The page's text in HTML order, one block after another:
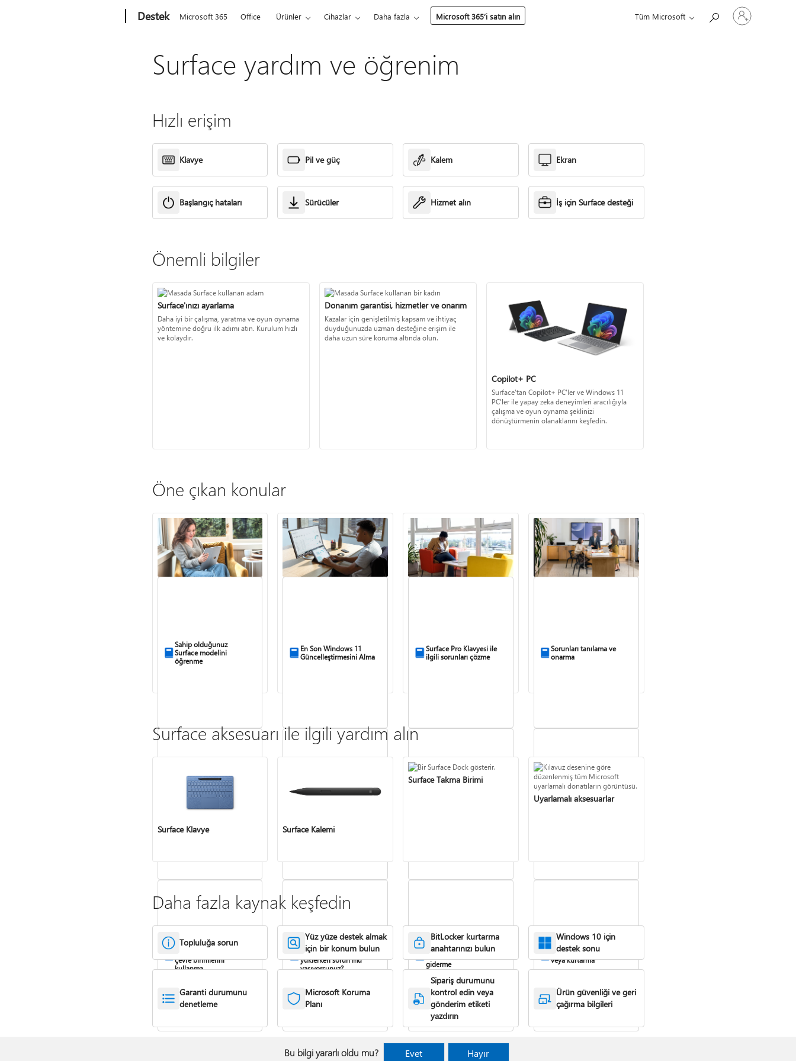
Destek Microsoft 365 Office Ürünler Cihazlar Daha fazla Microsoft 365’i satın alın Tüm Microsoft
Hesabınızda
oturum
açın
Surface yardım ve öğrenim
Hızlı erişim
Klavye Pil ve güç Kalem Ekran
Başlangıç hataları Sürücüler Hizmet alın İş için Surface desteği
Önemli bilgiler
Surface'ınızı ayarlama
Daha iyi bir çalışma, yaratma ve oyun oynama
yöntemine doğru ilk adımı atın. Kurulum hızlı
ve kolaydır.
Donanım garantisi, hizmetler ve onarım
Kazalar için genişletilmiş kapsam ve ihtiyaç
duyduğunuzda uzman desteğine erişim ile
daha uzun süre koruma altında olun.
Copilot+ PC
Surface'tan Copilot+ PC'ler ve Windows 11
PC'ler ile yapay zeka deneyimleri aracılığıyla
çalışma ve oyun oynama şeklinizi
dönüştürmenin olanaklarını keşfedin.
Öne çıkan konular
Sahip olduğunuz
Surface modelini
öğrenme
Cihazın seri numarasını
bulun
Surface ARM tabanlı
çevre birimlerini
kullanma
En Son Windows 11
Güncelleştirmesini Alma
Surface
güncelleştirmelerini
yüklerken sorun mu
yaşıyorsunuz?
Surface Pro Klavyesi ile
ilgili sorunları çözme
Surface ses ve ses
giderme
Sorunları tanılama ve
onarma
Surface cihazınızı
Surface cihazını sıfırlama
veya kurtarma
Surface aksesuarı ile ilgili yardım alın
Surface Klavye Surface Kalemi
Surface Takma Birimi
Uyarlamalı aksesuarlar
Daha fazla kaynak keşfedin
Topluluğa sorun
Yüz yüze destek almak
için bir konum bulun
BitLocker kurtarma
anahtarınızı bulun
Windows 10 için
destek sonu
Garanti durumunu
denetleme
Microsoft Koruma
Planı
Sipariş durumunu
kontrol edin veya
gönderim etiketi
yazdırın
Ürün güvenliği ve geri
çağırma bilgileri
Bu bilgi yararlı oldu mu? Evet Hayır